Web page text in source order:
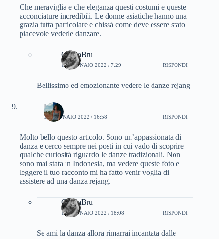
Che meraviglia e che eleganza questi costumi e queste
acconciature incredibili. Le donne asiatiche hanno una
grazia tutta particolare e chissà come deve essere stato
piacevole vederle danzare.
CinziaBru
15 GENNAIO 2022 / 7:29 RISPONDI
Bellissimo ed emozionante vedere le danze rejang
Laura
19 GENNAIO 2022 / 16:58 RISPONDI
Molto bello questo articolo. Sono un’appassionata di
danza e cerco sempre nei posti in cui vado di scoprire
qualche curiosità riguardo le danze tradizionali. Non
sono mai stata in Indonesia, ma vedere queste foto e
leggere il tuo racconto mi ha fatto venir voglia di
assistere ad una danza rejang.
CinziaBru
19 GENNAIO 2022 / 18:08 RISPONDI
Se ami la danza allora rimarrai incantata dalle